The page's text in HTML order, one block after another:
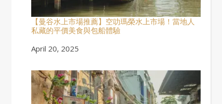
【曼谷水上市場推薦】空叻瑪榮水上市場！當地人
私藏的平價美食與包船體驗
Date
April 20, 2025